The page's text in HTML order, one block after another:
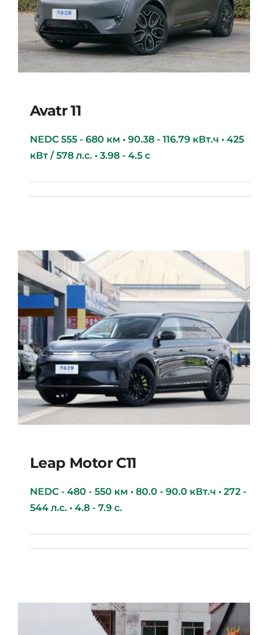
Avatr 11
Avatr 11
NEDC 555 - 680 км • 90.38 - 116.79 кВт.ч • 425
кВт / 578 л.с. • 3.98 - 4.5 с
Leap Motor С11
Leap Motor С11
NEDC - 480 - 550 км • 80.0 - 90.0 кВт.ч • 272 -
544 л.с. • 4.8 - 7.9 с.